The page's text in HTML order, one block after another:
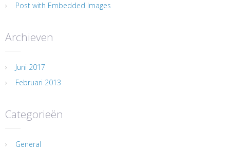
Post with Embedded Images
Archieven
Juni 2017
Februari 2013
Categorieën
General